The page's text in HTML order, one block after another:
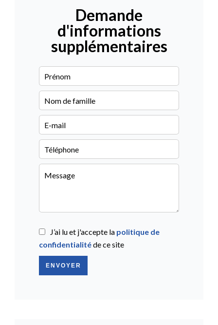
Demande
d'informations
supplémentaires
J’ai lu et j'accepte la politique de
confidentialitéde ce site
ENVOYER